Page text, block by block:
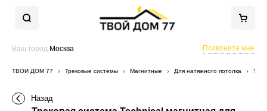
Ваш город Москва Позвоните мне
ТВОЙ ДОМ 77 Трековые системы Магнитные Для натяжного потолка
Назад